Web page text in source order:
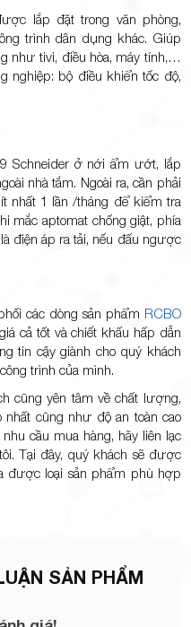
lắp đặt trong văn phòng,
trình dân dụng khác. Giúp
như tivi, điều hòa, máy tính,…
nghiệp: bộ điều khiển tốc độ,
Schneider ở nới ẩm ướt, lắp
nhà tắm. Ngoài ra, cần phải
nhất 1 lần /tháng để kiểm tra
mắc aptomat chống giật, phía
điện áp ra tải, nếu đấu ngược
các dòng sản phẩm RCBO
cả tốt và chiết khấu hấp dẫn
tin cậy giành cho quý khách
trình của mình.
cũng yên tâm về chất lượng,
nhất cũng như độ an toàn cao
cầu mua hàng, hãy liên lạc
Tại đây, quý khách sẽ được
được loại sản phẩm phù hợp
SẢN PHẨM